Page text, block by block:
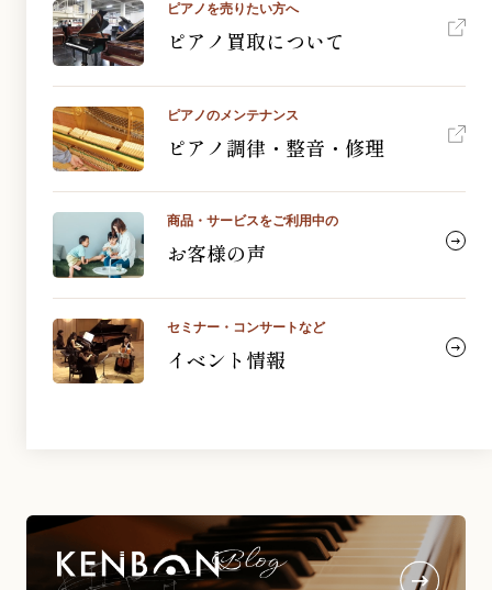
ピアノを売りたい方へ
ピアノ買取について
ピアノのメンテナンス
ピアノ調律・整音・修理
商品・サービスをご利用中の
お客様の声
セミナー・コンサートなど
イベント情報